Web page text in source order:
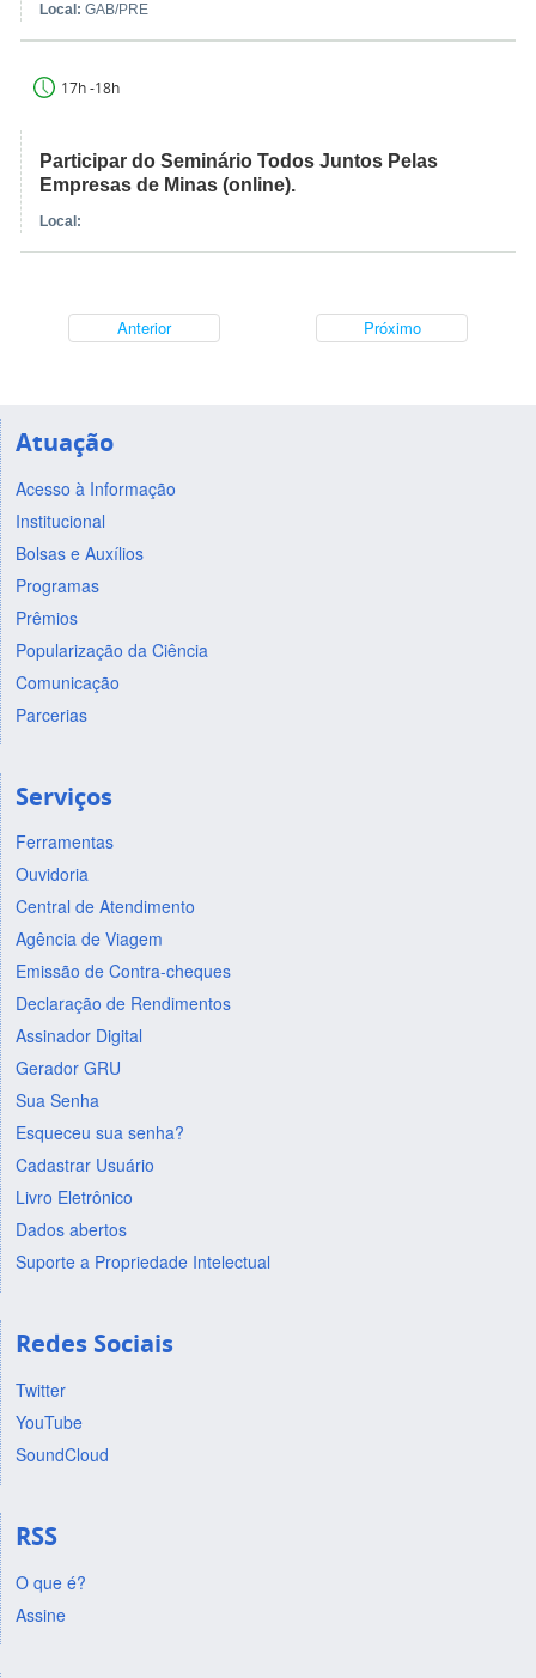
Local: GAB/PRE
17h -18h
Participar do Seminário Todos Juntos Pelas
Empresas de Minas (online).
Local:
Anterior Próximo
Atuação
Acesso à Informação
Institucional
Bolsas e Auxílios
Programas
Prêmios
Popularização da Ciência
Comunicação
Parcerias
Serviços
Ferramentas
Ouvidoria
Central de Atendimento
Agência de Viagem
Emissão de Contra-cheques
Declaração de Rendimentos
Assinador Digital
Gerador GRU
Sua Senha
Esqueceu sua senha?
Cadastrar Usuário
Livro Eletrônico
Dados abertos
Suporte a Propriedade Intelectual
Redes Sociais
Twitter
YouTube
SoundCloud
RSS
O que é?
Assine